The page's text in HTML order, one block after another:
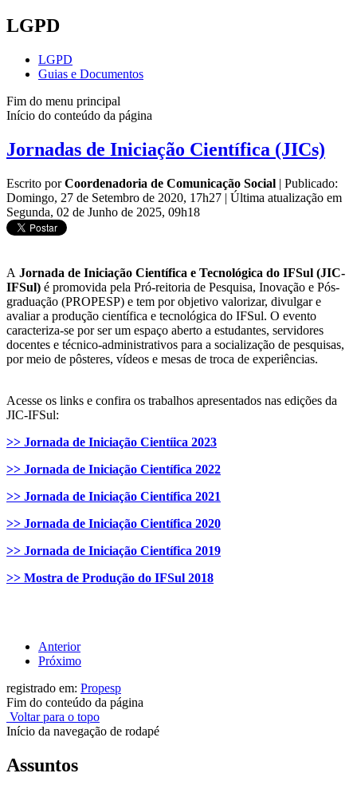
LGPD
LGPD
Guias e Documentos
Fim do menu principal
Início do conteúdo da página
Jornadas de Iniciação Científica (JICs)
Escrito porCoordenadoria de Comunicação Social | Publicado:
Domingo, 27 de Setembro de 2020, 17h27 | Última atualização em
Segunda, 02 de Junho de 2025, 09h18
A Jornada de Iniciação Científica e Tecnológica do IFSul (JIC-
IFSul) é promovida pela Pró-reitoria de Pesquisa, Inovação e Pós-
graduação (PROPESP) e tem por objetivo valorizar, divulgar e
avaliar a produção científica e tecnológica do IFSul. O evento
caracteriza-se por ser um espaço aberto a estudantes, servidores
docentes e técnico-administrativos para a socialização de pesquisas,
por meio de pôsteres, vídeos e mesas de troca de experiências.
Acesse os links e confira os trabalhos apresentados nas edições da
JIC-IFSul:
>> Jornada de Iniciação Cientíica 2023
>> Jornada de Iniciação Científica 2022
>> Jornada de Iniciação Científica 2021
>> Jornada de Iniciação Científica 2020
>> Jornada de Iniciação Científica 2019
>> Mostra de Produção do IFSul 2018
Anterior
Próximo
registrado em: Propesp
Fim do conteúdo da página
Voltar para o topo
Início da navegação de rodapé
Assuntos